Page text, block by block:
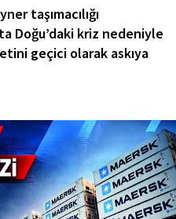
taşımacılığı
Doğu’daki kriz nedeniyle
geçici olarak askıya